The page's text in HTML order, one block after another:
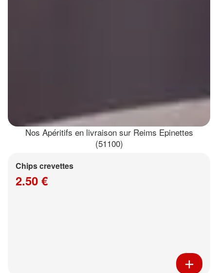
Nos Apéritifs en livraison sur Reims Epinettes
(51100)
Chips crevettes
2.50 €